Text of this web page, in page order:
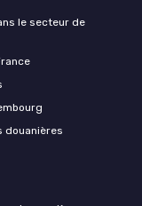
le secteur de
douanières